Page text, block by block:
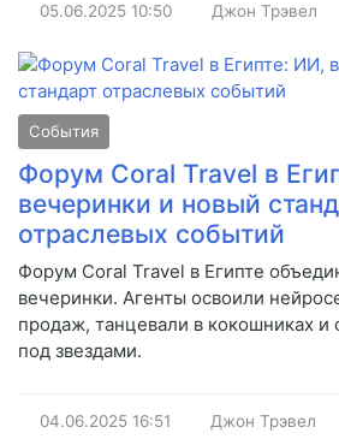
05.06.2025 10:50 Джон Трэвел
События
Форум Coral Travel в
вечеринки и новый
отраслевых событий
Форум Coral Travel в Египте
вечеринки. Агенты освоили
продаж, танцевали в кокошниках
под звездами.
04.06.2025 16:51 Джон Трэвел